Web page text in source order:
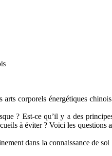
corporels énergétiques
? Est-ce qu’il y a des
à éviter ? Voici les questions
dans la connaissance de soi